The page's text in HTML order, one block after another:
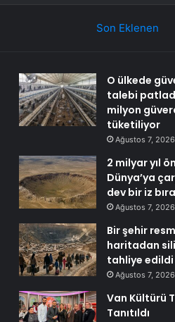
Son Eklenen
O ülkede
talebi
milyon
tüketiliyor
Ağustos 7, 2026
2 milyar yıl
Dünya’ya
dev bir iz
Ağustos 7, 2026
Bir şehir
haritadan
tahliye edildi
Ağustos 7, 2026
Van Kültürü
Tanıtıldı